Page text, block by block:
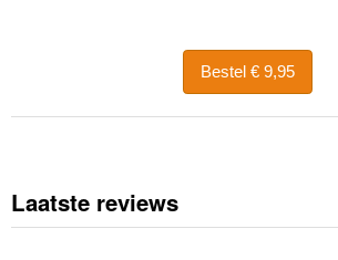
Bestel € 9,95
Laatste reviews